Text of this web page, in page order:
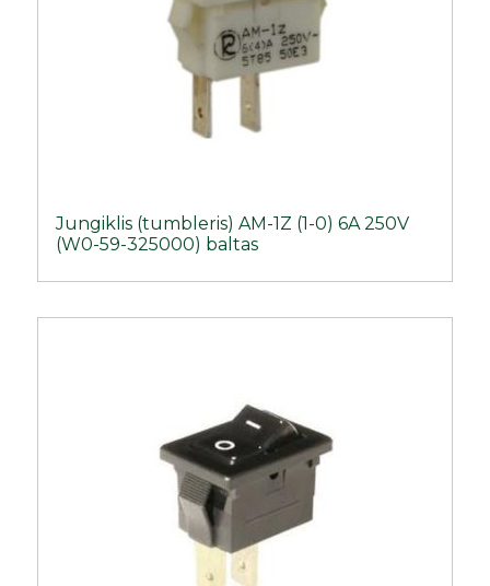
Jungiklis (tumbleris) AM-1Z (1-0) 6A 250V
(W0-59-325000) baltas